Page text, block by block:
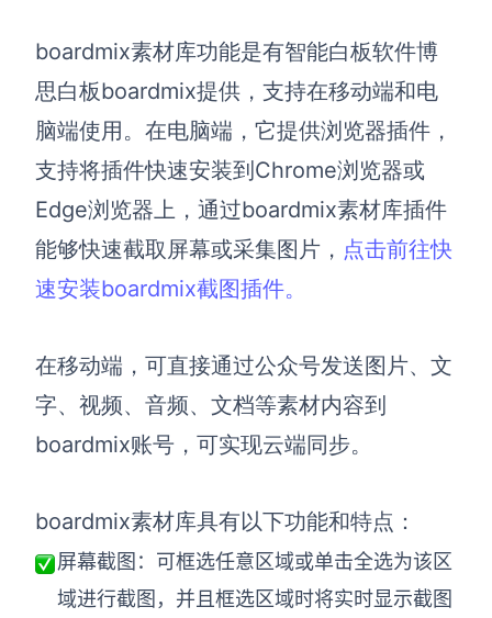
UML图
数据流图
情绪板
查看所有场景
AI创作
AI生成思维导图
AI生成流程图
AI生成用户旅程图
战略与流程设计
AI生成商业画布
AI生成SWOT分析
boardmix素材库功能是有智能白板软件博
思白板boardmix提供， 支持在移动端和电
脑端使用。在电脑端， 它提供浏览器插件，
支持将插件快速安装到 Chrome浏览器或
Edge浏览器上，通过boardmix素材库插件
能够快速截取屏幕或采集图片， 点击前往快
速安装boardmix截图插件。
在移动端，可直接通过公众号发送图片、文
字、视频、音频、文档等素材内容到
boardmix账号，可实现云端同步。
boardmix素材库具有以下功能和特点：
屏幕截图：可框选任意区域或单击全选为该区
域进行截图，并且框选区域时将实时显示截图